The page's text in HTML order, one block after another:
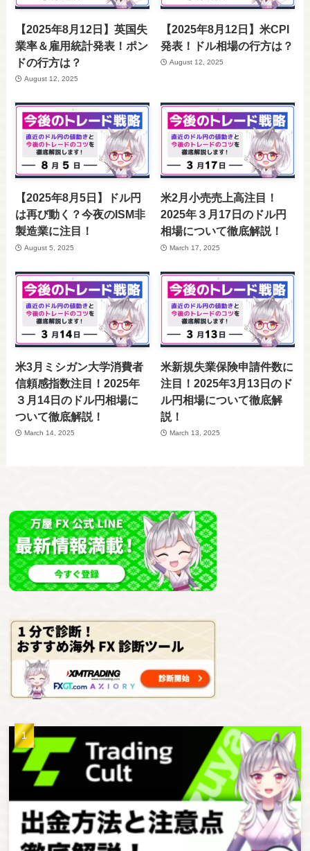
【2025年8月12日】英国失
業率＆雇用統計発表！ポン
ドの行方は？
August 12, 2025
【2025年8月12日】米CPI
発表！ドル相場の行方は？
August 12, 2025
【2025年8月5日】ドル円
は再び動く？今夜のISM非
製造業に注目！
August 5, 2025
米2月小売売上高注目！
2025年３月17日のドル円
相場について徹底解説！
March 17, 2025
米3月ミシガン大学消費者
信頼感指数注目！2025年
３月14日のドル円相場に
ついて徹底解説！
March 14, 2025
米新規失業保険申請件数に
注目！2025年3月13日のド
ル円相場について徹底解
説！
March 13, 2025